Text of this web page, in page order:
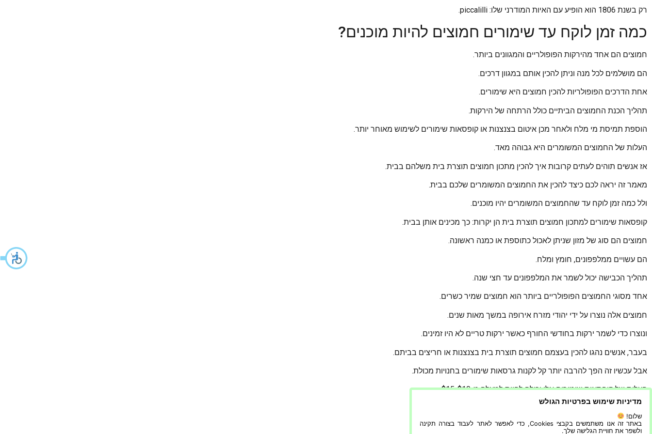
רק בשנת 1806 הוא הופיע עם האיות המודרני שלו: piccalilli.
כמה זמן לוקח עד שימורים חמוצים להיות מוכנים?
חמוצים הם אחד מהירקות הפופולריים והמגוונים ביותר.
הם מושלמים לכל מנה וניתן להכין אותם במגוון דרכים.
אחת הדרכים הפופולריות להכין חמוצים היא שימורים.
תהליך הכנת החמוצים הביתיים כולל הרתחה של הירקות.
הוספת תמיסת מי מלח ולאחר מכן איטום בצנצנות או קופסאות שימורים לשימוש מאוחר יותר.
העלות של החמוצים המשומרים היא גבוהה מאד.
אז אנשים תוהים לעתים קרובות איך להכין מתכון חמוצים תוצרת בית משלהם בבית.
מאמר זה יראה לכם כיצד להכין את החמוצים המשומרים שלכם בבית.
ולל כמה זמן לוקח עד שהחמוצים המשומרים יהיו מוכנים.
קופסאות שימורים למתכון חמוצים תוצרת בית הן יקרות: כך מכינים אותן בבית.
חמוצים הם סוג של מזון שניתן לאכול כתוספת או כמנה ראשונה.
הם עשויים ממלפפונים, חומץ ומלח.
תהליך הכבישה יכול לשמר את המלפפונים עד חצי שנה.
אחד מסוגי החמוצים הפופולריים ביותר הוא חמוצים שמיר כשרים.
חמוצים אלה נוצרו על ידי יהודי מזרח אירופה במשך מאות שנים.
ונוצרו כדי לשמר ירקות בחודשי החורף כאשר ירקות טריים לא היו זמינים.
בעבר, אנשים נהגו להכין בעצמם חמוצים תוצרת בית בצנצנות או חריצים בביתם.
אבל עכשיו זה הפך להרבה יותר קל לקנות גרסאות שימורים בחנויות מכולת.
העלות של קופסאות שימורים אלו יכולה להיות למעלה מ-$10-$15.
מאמר זה יראה לכם כיצד להכין בעצמכם מתכון ביתי.
מדיניות שימוש בפרטיות הגולש
שלום!
באתר זה אנו משתמשים בקבצי Cookies, כדי לאפשר לאתר לעבוד בצורה תקינה
ולשפר את חוויית הגלישה שלך.